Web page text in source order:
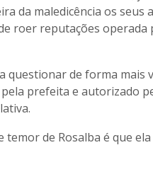
da maledicência os
roer reputações operada
questionar de forma
prefeita e autorizado
temor de Rosalba é que